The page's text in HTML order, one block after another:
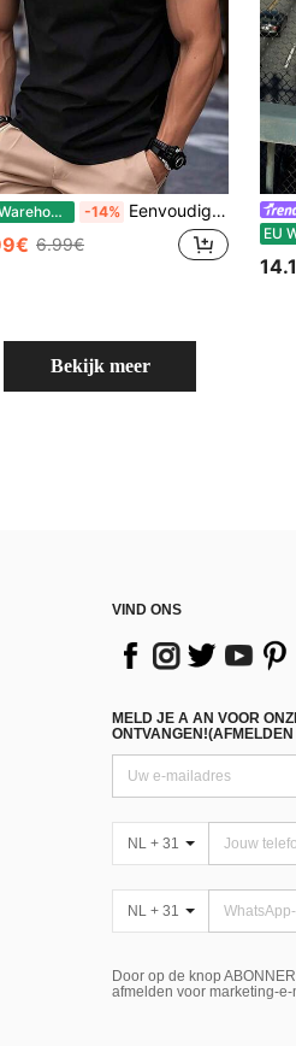
EU Warehouse -14% Eenvoudig bedrukt T-shirt met korte mouwen, veelzijdig en casual voor dagelijks woon-werkverkeer, lente/zomer
6.99€
Bekijk meer
VIND ONS
MELD JE A AN VOOR
NL + 31
NL + 31
Door op de knop
afmelden voor marketing-